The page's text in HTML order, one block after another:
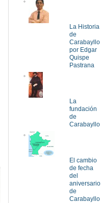
La Historia
de
Carabayllo
por Edgar
Quispe
Pastrana
La
fundación
de
Carabayllo
El cambio
de fecha
del
aniversario
de
Carabayllo